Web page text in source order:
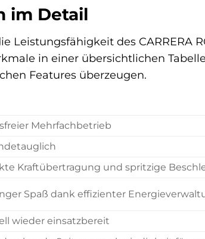
im Detail
Leistungsfähigkeit des CARRERA
in einer übersichtlichen
Features überzeugen.
Mehrfachbetrieb
Kraftübertragung und spritzige
Spaß dank effizienter
wieder einsatzbereit